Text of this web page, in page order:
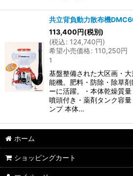
共立背負動力散布機
113,400円(税別)
(税込: 124,740円)
希望小売価格: 110,250円
1
基盤整備された大区画・
能機。肥料・防除・除草
ーに活躍。・本体乾燥質
噴頭付き・薬剤タンク容
ンプ 本体…
ホーム
ショッピングカート